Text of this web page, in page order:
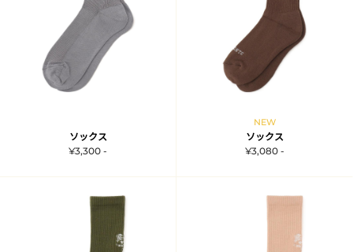
ソックス
¥3,300 -
NEW
ソックス
¥3,080 -